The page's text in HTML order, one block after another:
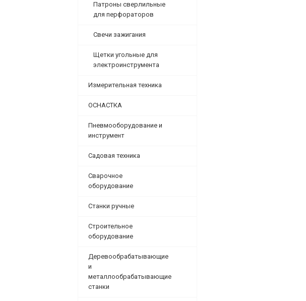
Патроны сверлильные
для перфораторов
Свечи зажигания
Щетки угольные для
электроинструмента
Измерительная техника
ОСНАСТКА
Пневмооборудование и
инструмент
Садовая техника
Сварочное
оборудование
Станки ручные
Строительное
оборудование
Деревообрабатывающие
и
металлообрабатывающие
станки